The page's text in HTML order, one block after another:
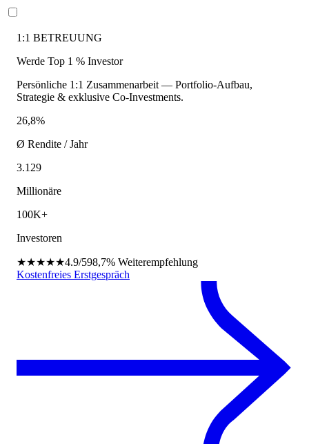
1:1 BETREUUNG
Werde Top 1 % Investor
Persönliche 1:1 Zusammenarbeit — Portfolio-Aufbau,
Strategie & exklusive Co-Investments.
26,8%
Ø Rendite / Jahr
3.129
Millionäre
100K+
Investoren
★★★★★4.9/598,7% Weiterempfehlung
Kostenfreies Erstgespräch